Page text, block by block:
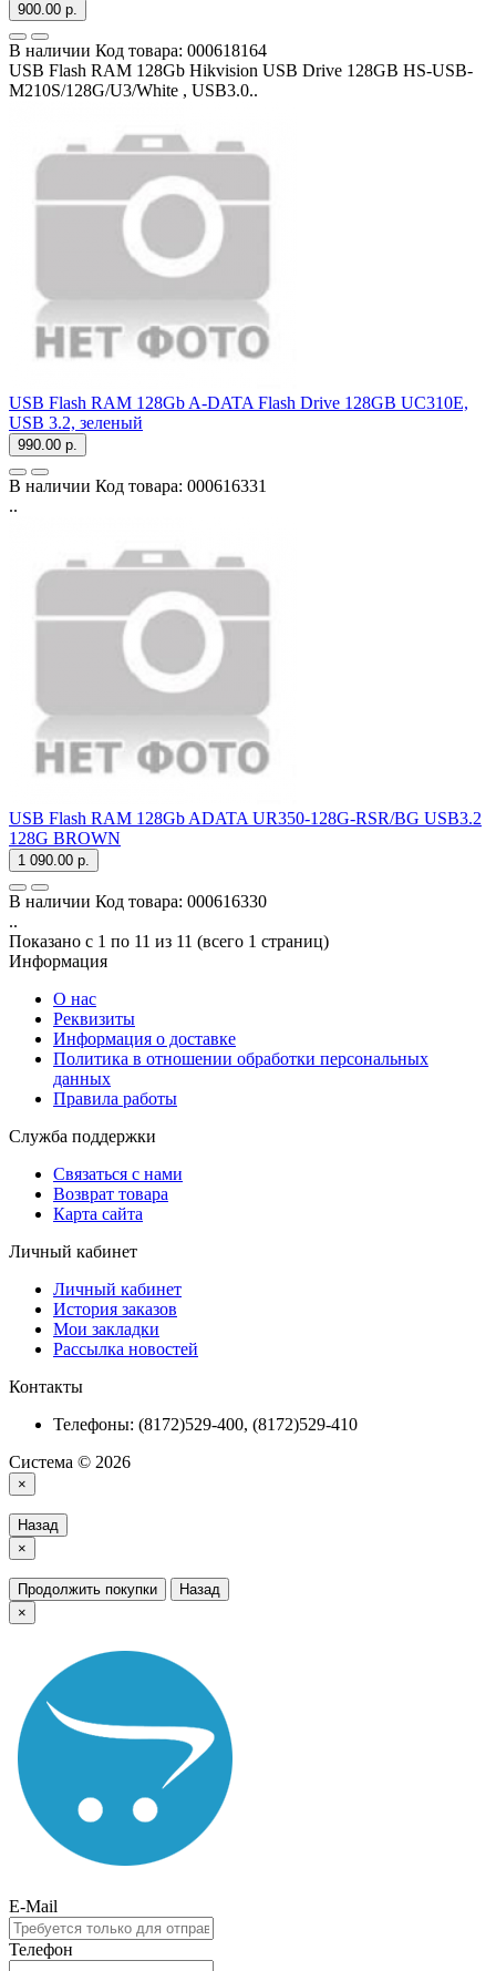
900.00 р.
В наличии Код товара: 000618164
USB Flash RAM 128Gb Hikvision USB Drive 128GB HS-USB-
M210S/128G/U3/White , USB3.0..
USB Flash RAM 128Gb A-DATA Flash Drive 128GB UC310E,
USB 3.2, зеленый
990.00 р.
В наличии Код товара: 000616331
..
USB Flash RAM 128Gb ADATA UR350-128G-RSR/BG USB3.2
128G BROWN
1 090.00 р.
В наличии Код товара: 000616330
..
Показано с 1 по 11 из 11 (всего 1 страниц)
Информация
О нас
Реквизиты
Информация о доставке
Политика в отношении обработки персональных
данных
Правила работы
Служба поддержки
Связаться с нами
Возврат товара
Карта сайта
Личный кабинет
Личный кабинет
История заказов
Мои закладки
Рассылка новостей
Контакты
Телефоны: (8172)529-400, (8172)529-410
Система © 2026
×
Назад
×
Продолжить покупки
Назад
×
E-Mail
Телефон